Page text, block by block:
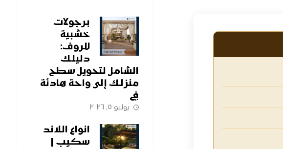
برجولات
خشبية
للروف:
دليلك
الشامل لتحويل سطح
منزلك إلى واحة هادئة
في
يوليو ٥, ٢٠٢٦
انواع اللاند
سكيب |